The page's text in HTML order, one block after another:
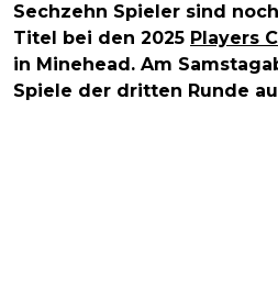
Sechzehn Spieler sind
Titel bei den 2025 Players
in Minehead. Am
Spiele der dritten Runde